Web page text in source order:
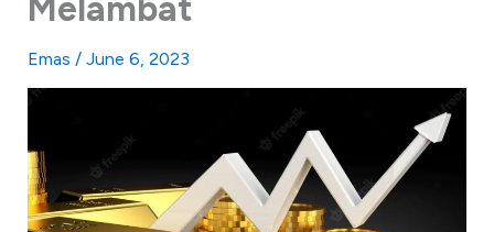
Melambat
Emas / June 6, 2023